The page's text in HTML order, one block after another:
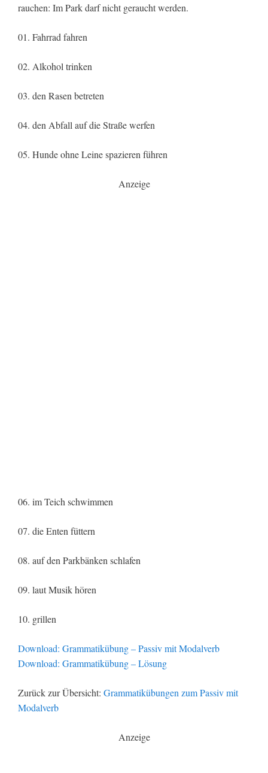
rauchen: Im Park darf nicht geraucht werden.
01. Fahrrad fahren
02. Alkohol trinken
03. den Rasen betreten
04. den Abfall auf die Straße werfen
05. Hunde ohne Leine spazieren führen
Anzeige
06. im Teich schwimmen
07. die Enten füttern
08. auf den Parkbänken schlafen
09. laut Musik hören
10. grillen
Download: Grammatikübung – Passiv mit Modalverb
Download: Grammatikübung – Lösung
Zurück zur Übersicht: Grammatikübungen zum Passiv mit
Modalverb
Anzeige